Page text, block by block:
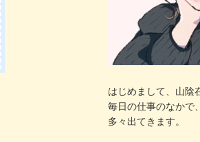
はじめまして、山陰
毎日の仕事のなかで
多々出てきます。